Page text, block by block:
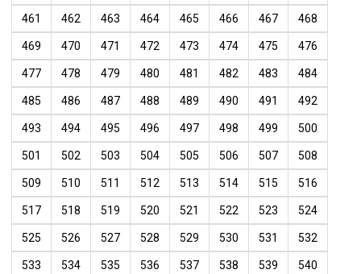
461 462 463 464 465 466 467 468
469 470 471 472 473 474 475 476
477 478 479 480 481 482 483 484
485 486 487 488 489 490 491 492
493 494 495 496 497 498 499 500
501 502 503 504 505 506 507 508
509 510 511 512 513 514 515 516
517 518 519 520 521 522 523 524
525 526 527 528 529 530 531 532
533 534 535 536 537 538 539 540